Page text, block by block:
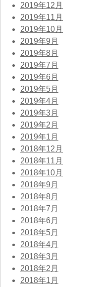
2019年12月
2019年11月
2019年10月
2019年9月
2019年8月
2019年7月
2019年6月
2019年5月
2019年4月
2019年3月
2019年2月
2019年1月
2018年12月
2018年11月
2018年10月
2018年9月
2018年8月
2018年7月
2018年6月
2018年5月
2018年4月
2018年3月
2018年2月
2018年1月